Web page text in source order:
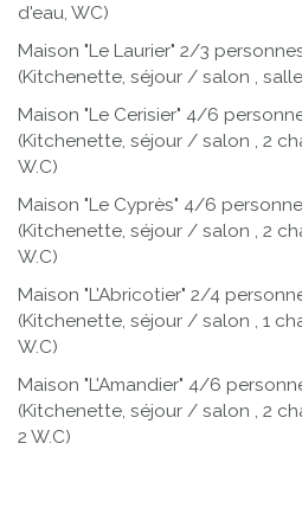
d'eau, WC)
Maison "Le Laurier" 2/3
(Kitchenette, séjour / salon ,
Maison "Le Cerisier" 4/6
(Kitchenette, séjour / salon , 2
W.C)
Maison "Le Cyprès" 4/6
(Kitchenette, séjour / salon , 2
W.C)
Maison "L'Abricotier" 2/4
(Kitchenette, séjour / salon , 1
W.C)
Maison "L'Amandier" 4/6
(Kitchenette, séjour / salon , 2
2 W.C)